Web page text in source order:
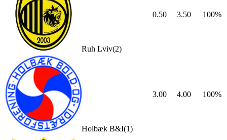
Ruh Lviv(2)
0.50 3.50 100%
Holbæk B&I(1)
3.00 4.00 100%